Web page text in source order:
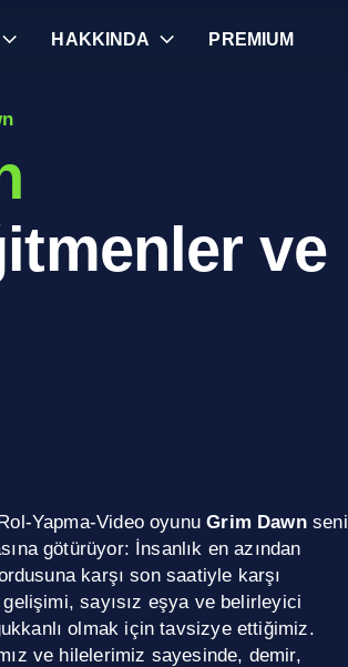
HAKKINDA PREMIUM
ve
Yapma-Video oyunuGrim Dawnseni
götürüyor: İnsanlık en azından
karşı son saatiyle karşı
sayısız eşya ve belirleyici
olmak için tavsizye ettiğimiz.
ve hilelerimiz sayesinde, demir,